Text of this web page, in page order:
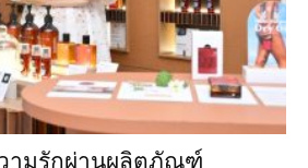
ามรักผ่านผลิตภัณฑ์